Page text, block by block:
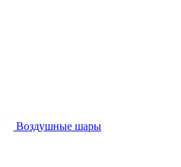
Воздушные шары